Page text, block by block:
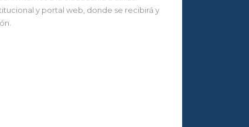
y portal web, donde se recibirá y